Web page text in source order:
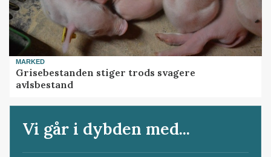
MARKED
Grisebestanden stiger trods svagere
avlsbestand
Vi går i dybden med...